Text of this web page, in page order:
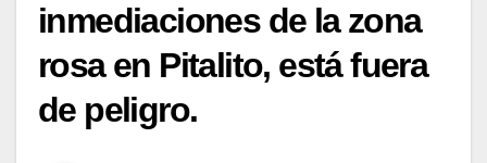
inmediaciones de la zona
rosa en Pitalito, está fuera
de peligro.